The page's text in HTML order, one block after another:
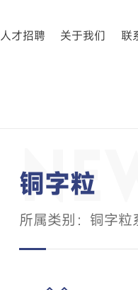
人才招聘 关于我们 联
铜字粒
所属类别：铜字粒